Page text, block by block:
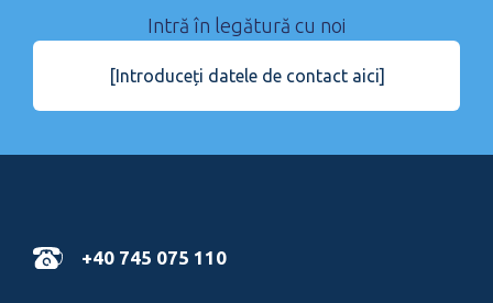
Intră în legătură cu noi
[Introduceți datele de contact aici]
+40 745 075 110